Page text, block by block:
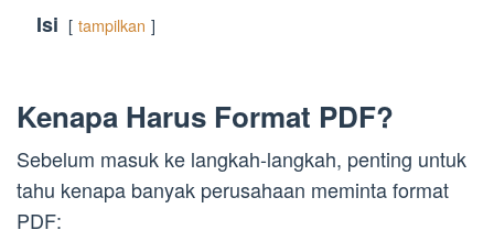
Isi tampilkan
Kenapa Harus Format PDF?
Sebelum masuk ke langkah-langkah, penting untuk
tahu kenapa banyak perusahaan meminta format
PDF: